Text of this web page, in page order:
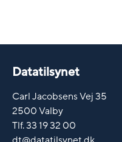
Datatilsynet
Carl Jacobsens Vej 35
2500 Valby
Tlf. 33 19 32 00